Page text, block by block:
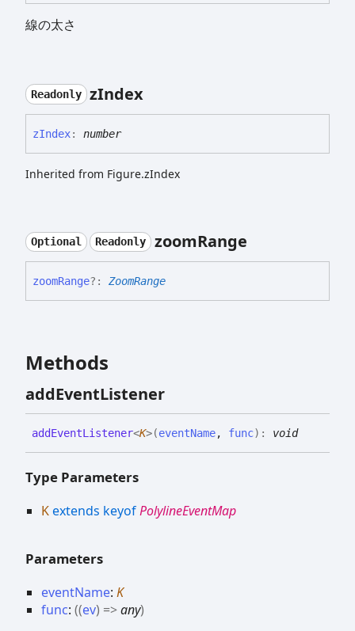
線の太さ
Readonly zIndex
zIndex: number
Inherited from Figure.zIndex
Optional Readonly zoomRange
zoomRange?: ZoomRange
Methods
addEventListener
addEventListener<K>(eventName, func) : void
Type Parameters
Kextends keyofPolylineEventMap
Parameters
eventName: K
func: ((ev) =>any)